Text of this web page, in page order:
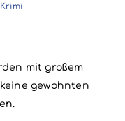
Krimi
mit großem
gewohnten